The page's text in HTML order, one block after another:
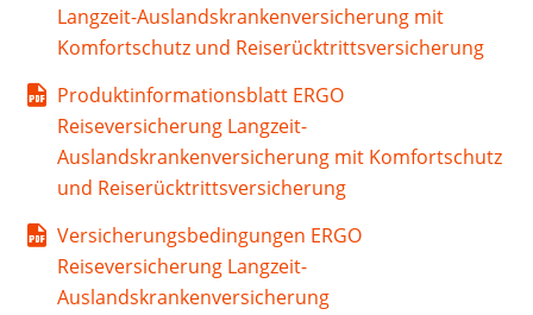
Langzeit-Auslandskrankenversicherung mit
Komfortschutz und Reiserücktrittsversicherung
Produktinformationsblatt ERGO
Reiseversicherung Langzeit-
Auslandskrankenversicherung mit Komfortschutz
und Reiserücktrittsversicherung
Versicherungsbedingungen ERGO
Reiseversicherung Langzeit-
Auslandskrankenversicherung